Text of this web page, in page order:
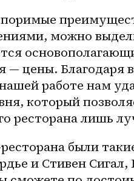
можно
— цены.
работе нам
который
ресторана лишь
были
и Стивен